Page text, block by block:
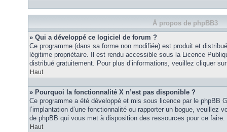
À propos de phpBB3
» Qui a développé ce logiciel de forum ?
Ce programme (dans sa forme non modifiée) est produit et
légitime propriétaire. Il est rendu accessible sous la Licence
distribué gratuitement. Pour plus d’informations, veuillez cliquer
Haut
» Pourquoi la fonctionnalité X n’est pas disponible ?
Ce programme a été développé et mis sous licence par le phpBB
l’implantation d’une fonctionnalité ou rapporter un bogue, veuillez
de phpBB qui vous met à disposition des ressources pour ce faire.
Haut